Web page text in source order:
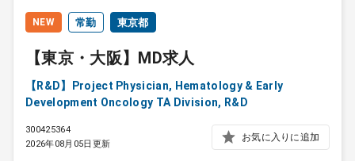
NEW 常勤 東京都
【東京・大阪】MD求人
【R&D】Project Physician, Hematology & Early
Development Oncology TA Division, R&D
300425364
2026年08月05日更新
お気に入りに追加